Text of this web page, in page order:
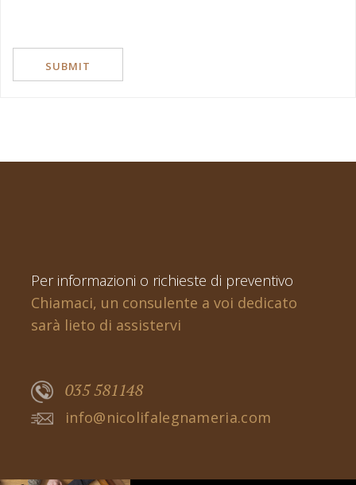
Per informazioni o richieste di preventivo
Chiamaci, un consulente a voi dedicato
sarà lieto di assistervi
035 581148
info@nicolifalegnameria.com